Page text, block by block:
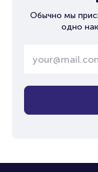
Обычно мы
одно